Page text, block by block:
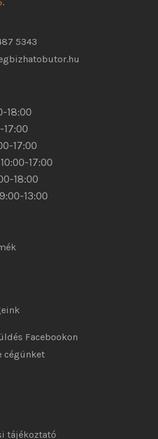
5343
18:00
17:00
17:00
17:00
18:00
13:00
Facebookon
cégünket
tájékoztató